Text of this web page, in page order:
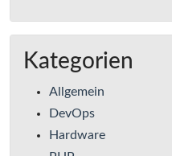
Kategorien
Allgemein
DevOps
Hardware